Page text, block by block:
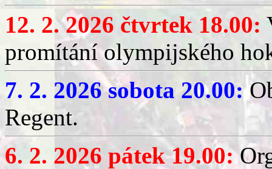
12. 2. 2026 čtvrtek 18.00:
promítání olympijského
7. 2. 2026 sobota 20.00:
Regent.
6. 2. 2026 pátek 19.00: